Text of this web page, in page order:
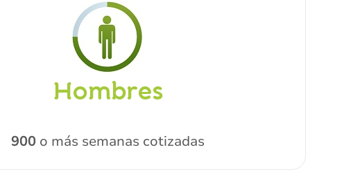
Hombres
900 o más semanas cotizadas